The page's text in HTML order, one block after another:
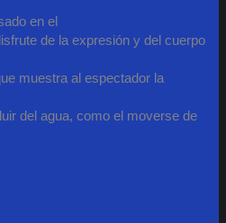
en el
de la expresión y del cuerpo
muestra al espectador la
del agua, como el moverse de